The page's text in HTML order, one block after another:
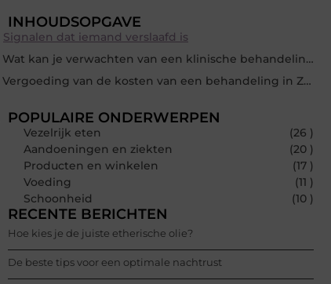
INHOUDSOPGAVE
Signalen dat iemand verslaafd is
Wat kan je verwachten van een klinische behandeling in Zuid-Afrika?
Vergoeding van de kosten van een behandeling in Zuid-Afrika
POPULAIRE ONDERWERPEN
Vezelrijk eten
(26 )
Aandoeningen en ziekten
(20 )
Producten en winkelen
(17 )
Voeding
(11 )
Schoonheid
(10 )
RECENTE BERICHTEN
Hoe kies je de juiste etherische olie?
De beste tips voor een optimale nachtrust